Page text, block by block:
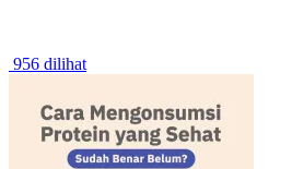
956 dilihat